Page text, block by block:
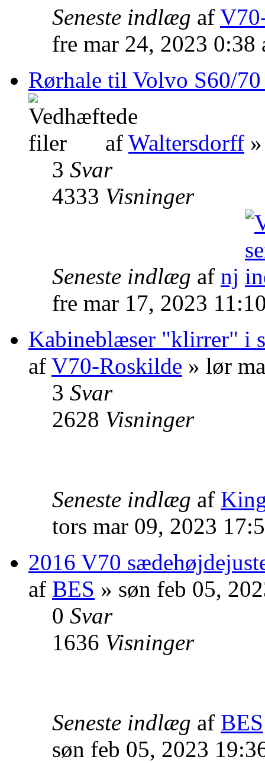
Seneste indlæg af
fre mar 24, 2023 0:38
Rørhale til Volvo S60/
af Waltersdorff
3 Svar
4333 Visninger
Seneste indlæg af nj
fre mar 17, 2023
Kabineblæser "klirrer" i
af V70-Roskilde » lør
3 Svar
2628 Visninger
Seneste indlæg af
tors mar 09, 2023
2016 V70
af BES » søn feb 05,
0 Svar
1636 Visninger
Seneste indlæg af BES
søn feb 05, 2023